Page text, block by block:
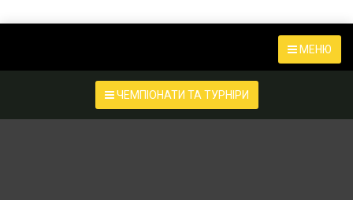
МЕНЮ
ЧЕМПІОНАТИ ТА ТУРНІРИ